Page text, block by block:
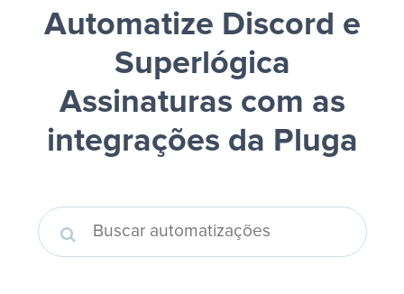
Automatize Discord e
Superlógica
Assinaturas com as
integrações da Pluga